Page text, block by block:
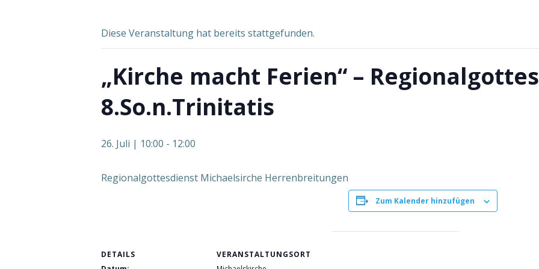
Diese Veranstaltung hat bereits stattgefunden.
„Kirche macht Ferien“ –
8.So.n.Trinitatis
26. Juli | 10:00 - 12:00
Regionalgottesdienst Michaelsirche Herrenbreitungen
Zum Kalender hinzufügen
DETAILS
VERANSTALTUNGSORT